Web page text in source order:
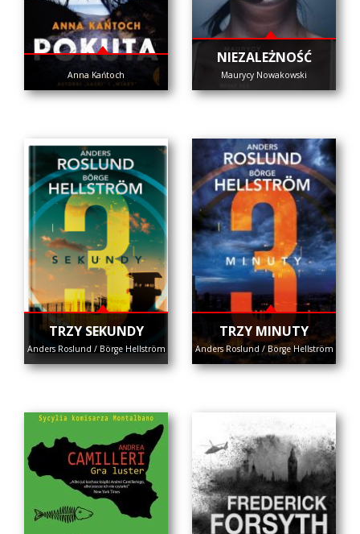
Anna Kańtoch
NIEZALEŻNOŚĆ
Maurycy Nowakowski
TRZY SEKUNDY
Anders Roslund / Börge Hellström
TRZY MINUTY
Anders Roslund / Börge Hellström